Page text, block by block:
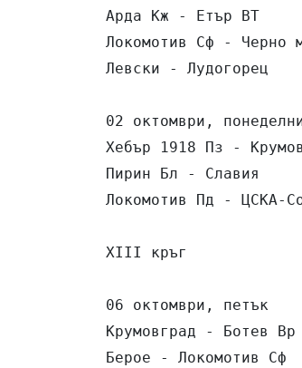
Арда Кж - Етър ВТ
Локомотив Сф - Черно
Левски - Лудогорец
02 октомври,
Хебър 1918 Пз -
Пирин Бл - Славия
Локомотив Пд - ЦСКА-
XІІІ кръг
06 октомври, петък
Крумовград - Ботев
Берое - Локомотив